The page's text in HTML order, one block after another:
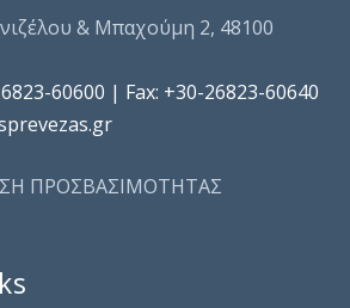
& Μπαχούμη 2, 48100
60600 | Fax: +30-26823-60640
ΠΡΟΣΒΑΣΙΜΟΤΗΤΑΣ